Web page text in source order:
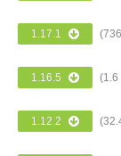
1.17.1
1.16.5 (1.6
1.12.2